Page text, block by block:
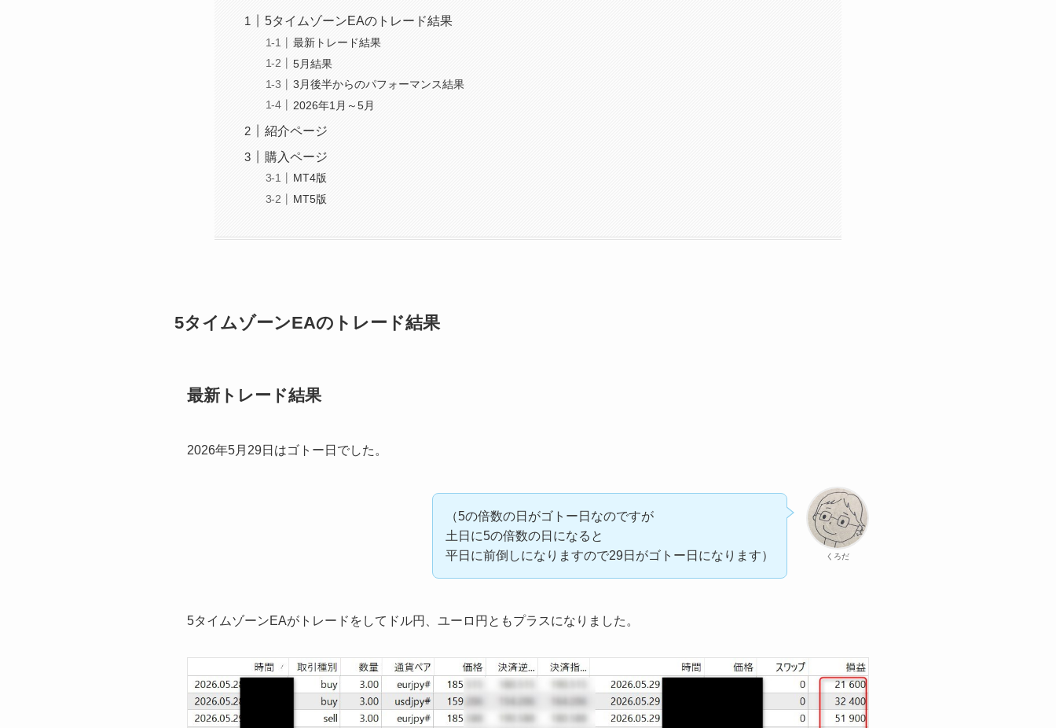
5タイムゾーンEAのトレード結果
最新トレード結果
5月結果
3月後半からのパフォーマンス結果
2026年1月～5月
紹介ページ
購入ページ
MT4版
MT5版
5タイムゾーンEAのトレード結果
最新トレード結果
2026年5月29日はゴトー日でした。
くろだ
（5の倍数の日がゴトー日なのですが
土日に5の倍数の日になると
平日に前倒しになりますので29日がゴトー日になります）
5タイムゾーンEAがトレードをしてドル円、ユーロ円ともプラスになりました。